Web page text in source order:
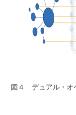
図４ デュアル・オ